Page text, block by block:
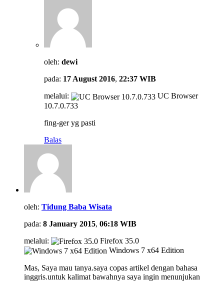
oleh: dewi
pada: 17 August 2016, 22:37 WIB
melalui:
UC Browser
10.7.0.733
fing-ger yg pasti
Balas
oleh: Tidung Baba Wisata
pada: 8 January 2015, 06:18 WIB
melalui:
Firefox 35.0
Windows 7 x64 Edition
Mas, Saya mau tanya.saya copas artikel dengan bahasa
inggris.untuk kalimat bawahnya saya ingin menunjukan